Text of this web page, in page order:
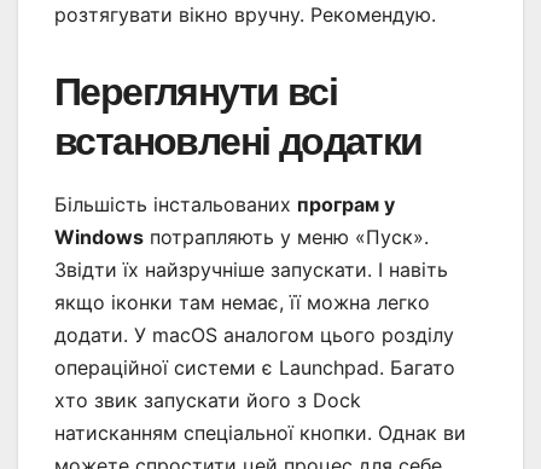
розтягувати вікно вручну. Рекомендую.
Переглянути всі
встановлені додатки
Більшість інстальованих програм у
Windows потрапляють у меню «Пуск».
Звідти їх найзручніше запускати. І навіть
якщо іконки там немає, її можна легко
додати. У macOS аналогом цього розділу
операційної системи є Launchpad. Багато
хто звик запускати його з Dock
натисканням спеціальної кнопки. Однак ви